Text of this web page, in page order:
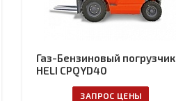
Газ-Бензиновый погрузчик
HELI CPQYD40
ЗАПРОС ЦЕНЫ